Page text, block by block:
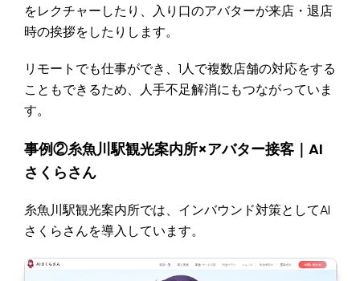
をレクチャーしたり、入り口のアバターが来店・退店
時の挨拶をしたりします。
リモートでも仕事ができ、1人で複数店舗の対応をする
こともできるため、人手不足解消にもつながっていま
す。
事例②糸魚川駅観光案内所×アバター接客｜AI
さくらさん
糸魚川駅観光案内所では、インバウンド対策としてAI
さくらさんを導入しています。